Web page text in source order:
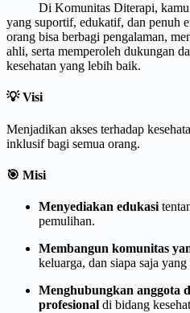
Di Komunitas Diterapi, kamu
yang suportif, edukatif, dan penuh
orang bisa berbagi pengalaman,
ahli, serta memperoleh dukungan
kesehatan yang lebih baik.
💡 Visi
Menjadikan akses terhadap
inklusif bagi semua orang.
🎯 Misi
Menyediakan edukasi
pemulihan.
Membangun komunitas
keluarga, dan siapa saja
Menghubungkan anggota
profesional di bidang